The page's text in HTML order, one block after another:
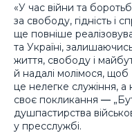
«У час війни та
за свободу, гідність і
ще повніше
та Україні,
життя, свободу і
й надалі молімося,
це нелегке служіння,
своє покликання —
душпастирства
у пресслужбі.